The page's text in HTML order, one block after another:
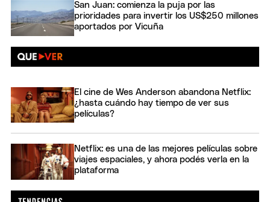
San Juan: comienza la puja por las
prioridades para invertir los US$250 millones
aportados por Vicuña
El cine de Wes Anderson abandona Netflix:
¿hasta cuándo hay tiempo de ver sus
películas?
Netflix: es una de las mejores películas sobre
viajes espaciales, y ahora podés verla en la
plataforma